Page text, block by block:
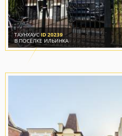
ТАУНХАУСID 20239
В ПОСЁЛКЕ ИЛЬИНКА